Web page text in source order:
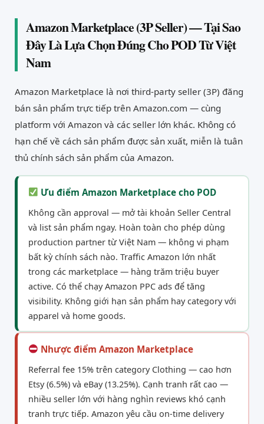
Amazon Marketplace (3P Seller) — Tại Sao
Đây Là Lựa Chọn Đúng Cho POD Từ Việt
Nam
Amazon Marketplace là nơi third-party seller (3P) đăng
bán sản phẩm trực tiếp trên Amazon.com — cùng
platform với Amazon và các seller lớn khác. Không có
hạn chế về cách sản phẩm được sản xuất, miễn là tuân
thủ chính sách sản phẩm của Amazon.
Ưu điểm Amazon Marketplace cho POD
Không cần approval — mở tài khoản Seller Central
và list sản phẩm ngay. Hoàn toàn cho phép dùng
production partner từ Việt Nam — không vi phạm
bất kỳ chính sách nào. Traffic Amazon lớn nhất
trong các marketplace — hàng trăm triệu buyer
active. Có thể chạy Amazon PPC ads để tăng
visibility. Không giới hạn sản phẩm hay category với
apparel và home goods.
Nhược điểm Amazon Marketplace
Referral fee 15% trên category Clothing — cao hơn
Etsy (6.5%) và eBay (13.25%). Cạnh tranh rất cao —
nhiều seller lớn với hàng nghìn reviews khó cạnh
tranh trực tiếp. Amazon yêu cầu on-time delivery